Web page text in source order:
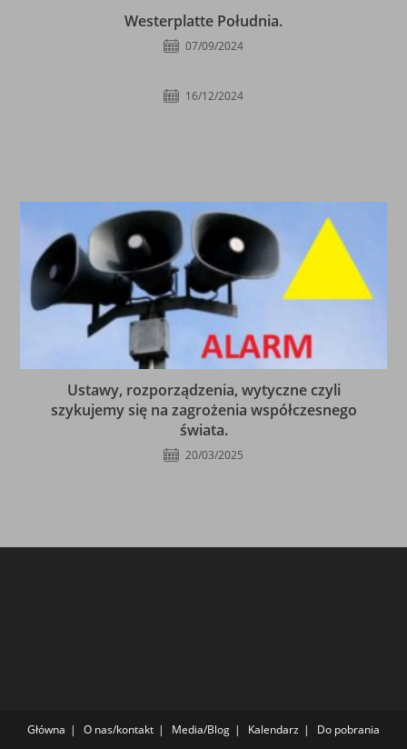
Westerplatte Południa.
07/09/2024
16/12/2024
Ustawy, rozporządzenia, wytyczne czyli
szykujemy się na zagrożenia współczesnego
świata.
20/03/2025
Główna O nas/kontakt Media/Blog Kalendarz Do pobrania